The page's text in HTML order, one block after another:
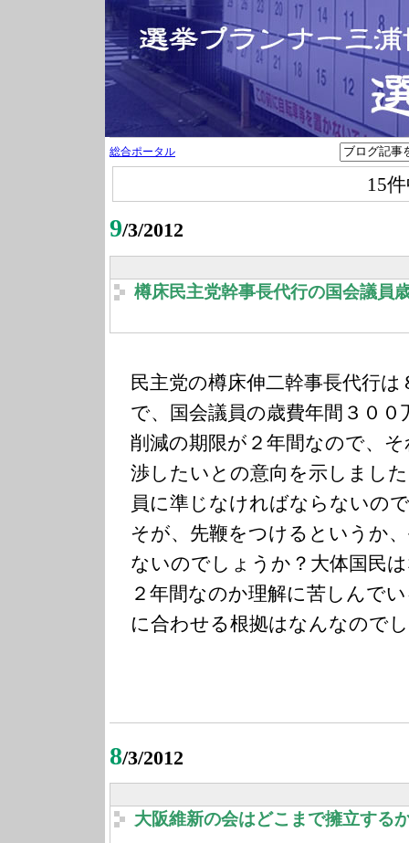
総合ポータル
15
9/3/2012
樽床民主党幹事長代行の国会議員
民主党の樽床伸二幹事長代行
で、国会議員の歳費年間３０
削減の期限が２年間なので、
渉したいとの意向を示しまし
員に準じなければならないの
そが、先鞭をつけるというか
ないのでしょうか？大体国民
２年間なのか理解に苦しんで
に合わせる根拠はなんなので
8/3/2012
大阪維新の会はどこまで擁立する